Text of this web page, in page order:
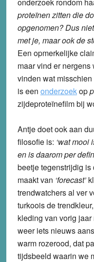
proteïnen zitten die
opgenomen? Dus
met je, maar ook de
Een opmerkelijke
maar vind er
vinden wat
is een onderzoekop
zijdeproteïnefilm bij
Antje doet ook aan
filosofie is: ‘wat
en is daarom per
beetje tegenstrijdig
maakt van ‘forecast’
trendwatchers al ver
turkoois de
kleding van vorig
weer iets nieuws
warm rozerood, dat
tijdsbeeld waarin we